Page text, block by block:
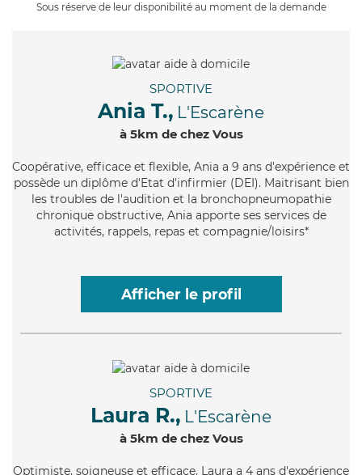
Sous réserve de leur disponibilité au moment de la demande
SPORTIVE
Ania T., L'Escarène
à 5km de chez Vous
Coopérative, efficace et flexible, Ania a 9 ans d'expérience et
possède un diplôme d'Etat d'infirmier (DEI). Maitrisant bien
les troubles de l'audition et la bronchopneumopathie
chronique obstructive, Ania apporte ses services de
activités, rappels, repas et compagnie/loisirs*
Afficher le profil
SPORTIVE
Laura R., L'Escarène
à 5km de chez Vous
Optimiste, soigneuse et efficace, Laura a 4 ans d'expérience